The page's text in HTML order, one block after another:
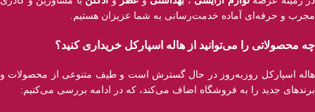
مجرب و حرفه‌ای آماده خدمت‌رسانی به شما عزیزان هستیم.
چه محصولاتی را می‌توانید از هاله اسپارکل خریداری کنید؟
هاله اسپارکل روزبه‌روز در حال گسترش است و طیف متنوعی از محصولات و
برند‌های جدید را به فروشگاه اضاف می‌کند، که در ادامه بررسی می‌کنیم: